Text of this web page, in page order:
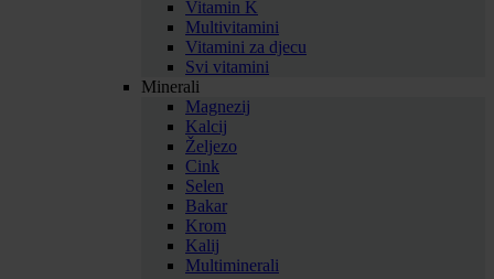
Vitamin K
Multivitamini
Vitamini za djecu
Svi vitamini
Minerali
Magnezij
Kalcij
Željezo
Cink
Selen
Bakar
Krom
Kalij
Multiminerali